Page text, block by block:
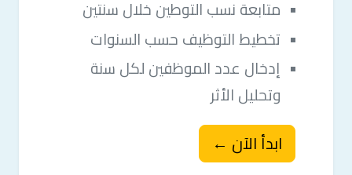
متابعة نسب التوطين خلال سنتين
تخطيط التوظيف حسب السنوات
إدخال عدد الموظفين لكل سنة
وتحليل الأثر
ابدأ الآن ←